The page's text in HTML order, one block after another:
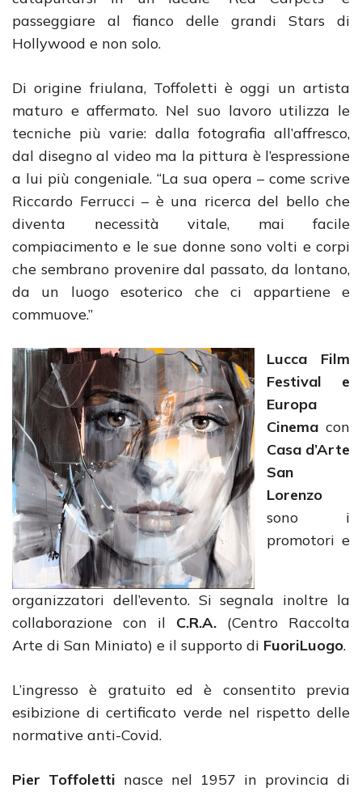
passeggiare al fianco delle grandi Stars di
Hollywood e non solo.
Di origine friulana, Toffoletti è oggi un artista
maturo e affermato. Nel suo lavoro utilizza le
tecniche più varie: dalla fotografia all’affresco,
dal disegno al video ma la pittura è l’espressione
a lui più congeniale. “La sua opera – come scrive
Riccardo Ferrucci – è una ricerca del bello che
diventa necessità vitale, mai facile
compiacimento e le sue donne sono volti e corpi
che sembrano provenire dal passato, da lontano,
da un luogo esoterico che ci appartiene e
commuove.”
Lucca Film
Festival e
Europa
Cinema con
Casa d’Arte
San
Lorenzo
sono i
promotori e
organizzatori dell’evento. Si segnala inoltre la
collaborazione con il C.R.A. (Centro Raccolta
Arte di San Miniato) e il supporto di FuoriLuogo.
L’ingresso è gratuito ed è consentito previa
esibizione di certificato verde nel rispetto delle
normative anti-Covid.
Pier Toffoletti nasce nel 1957 in provincia di